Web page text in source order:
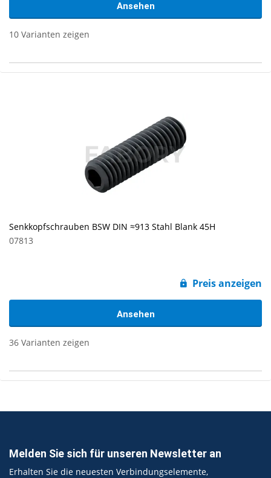
Ansehen
10 Varianten zeigen
Senkkopfschrauben BSW DIN ≈913 Stahl Blank 45H
07813
Preis anzeigen
Ansehen
36 Varianten zeigen
Melden Sie sich für unseren Newsletter an
Erhalten Sie die neuesten Verbindungselemente,